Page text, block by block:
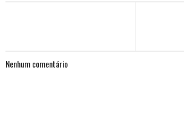
Nenhum comentário